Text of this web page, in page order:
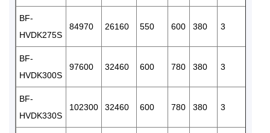
BF-
HVDK275S
84970 26160 550 600 380 3
BF-
HVDK300S
97600 32460 600 780 380 3
BF-
HVDK330S
102300 32460 600 780 380 3